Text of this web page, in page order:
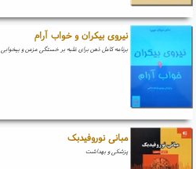
نیروی بیکران و خواب آرام
برنامه کامل ذهن برای غلبه بر خستگی مزمن و بیخوابی
مبانی نوروفیدبک
پزشکی و بهداشت